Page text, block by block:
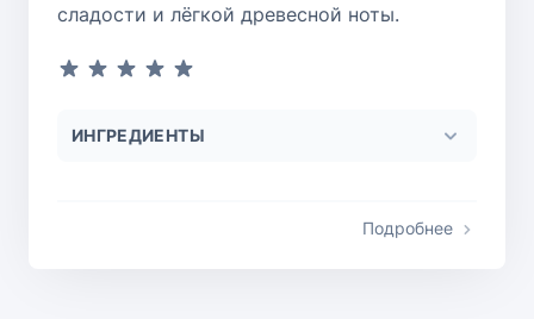
сладости и лёгкой древесной ноты.
ИНГРЕДИЕНТЫ
Подробнее